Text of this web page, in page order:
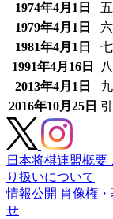
1974年4月1日
1979年4月1日
1981年4月1日
1991年4月16日
2013年4月1日
2016年10月25日
日本将棋連盟概要
り扱いについて
情報公開 肖像権
せ